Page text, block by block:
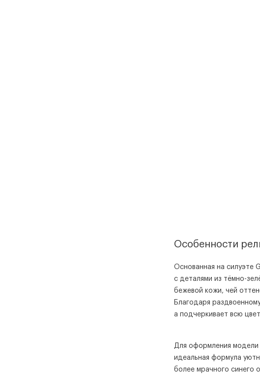
Особенности
Основанная на силуэте
с деталями из тёмно-
бежевой кожи, чей
Благодаря
а подчеркивает всю
Для оформления модели
идеальная формула
более мрачного синего